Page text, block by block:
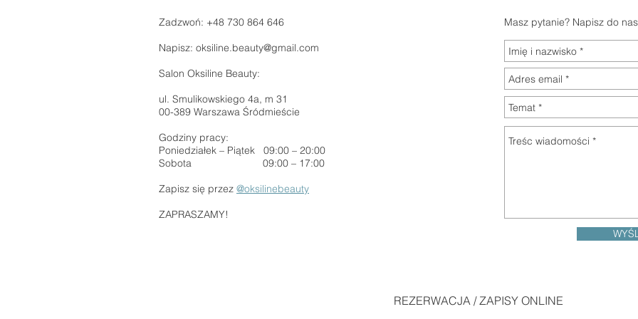
Zadzwoń: +48 730 864 646
Napisz: oksiline.beauty@gmail.com
Salon Oksiline Beauty:
​ul. Smulikowskiego 4a, m 31
00-389 Warszawa Śródmieście
Godziny pracy:
Poniedziałek – Piątek 09:00 – 20:00
Sobota 09:00 – 17:00
Zapisz się przez @oksilinebeauty
ZAPRASZAMY!
Masz pytanie? Napisz do
REZERWACJA / ZAPISY ONLINE